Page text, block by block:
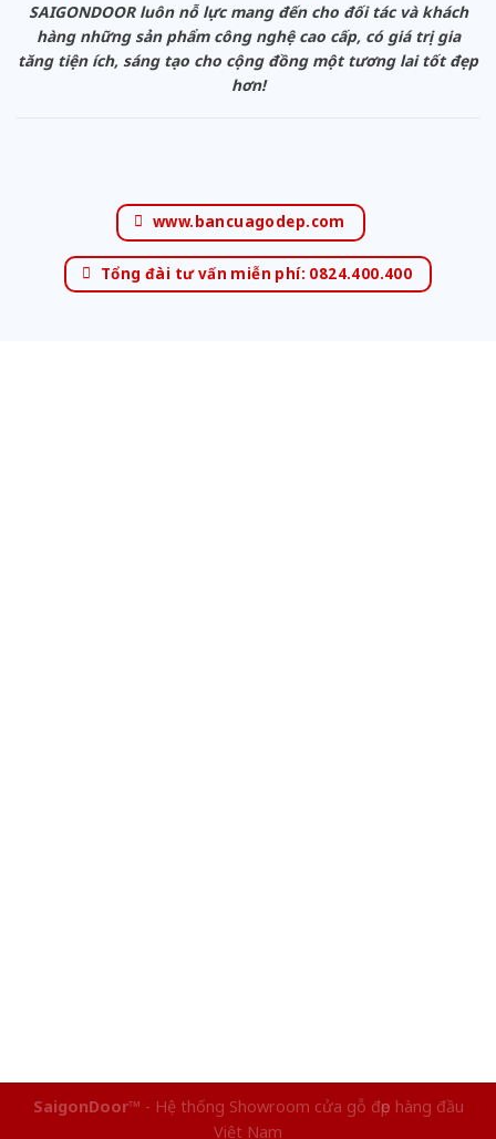
SAIGONDOOR luôn nỗ lực mang đến cho đối tác và khách
hàng những sản phẩm công nghệ cao cấp, có giá trị gia
tăng tiện ích, sáng tạo cho cộng đồng một tương lai tốt đẹp
hơn!
www.bancuagodep.com
Tổng đài tư vấn miễn phí: 0824.400.400
SaigonDoor™ - Hệ thống Showroom cửa gỗ đẹp hàng đầu
Việt Nam